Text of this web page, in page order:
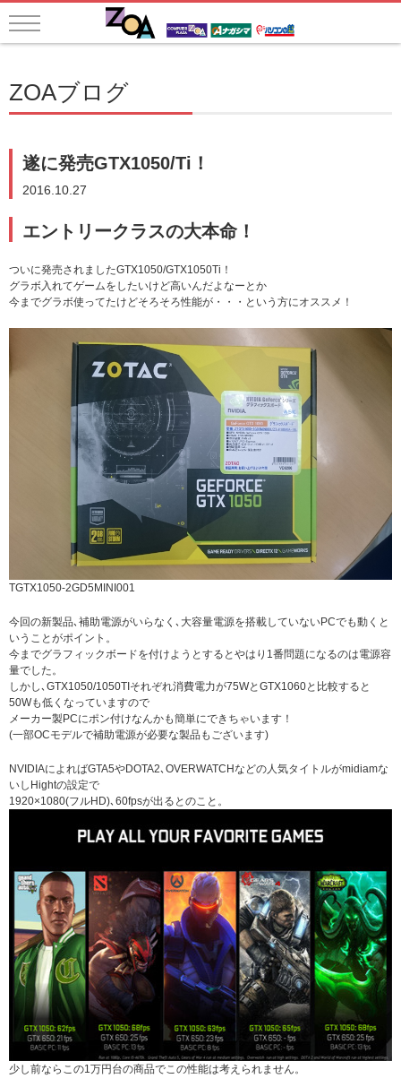
ZOAブログ
遂に発売GTX1050/Ti！
2016.10.27
エントリークラスの大本命！
ついに発売されましたGTX1050/GTX1050Ti！
グラボ入れてゲームをしたいけど高いんだよなーとか
今までグラボ使ってたけどそろそろ性能が・・・という方にオススメ！
TGTX1050-2GD5MINI001
今回の新製品､補助電源がいらなく､大容量電源を搭載していないPCでも動くと
いうことがポイント。
今までグラフィックボードを付けようとするとやはり1番問題になるのは電源容
量でした。
しかし､GTX1050/1050TIそれぞれ消費電力が75WとGTX1060と比較すると
50Wも低くなっていますので
メーカー製PCにポン付けなんかも簡単にできちゃいます！
(一部OCモデルで補助電源が必要な製品もございます)
NVIDIAによればGTA5やDOTA2､OVERWATCHなどの人気タイトルがmidiamな
いしHightの設定で
1920×1080(フルHD)､60fpsが出るとのこと。
少し前ならこの1万円台の商品でこの性能は考えられません。